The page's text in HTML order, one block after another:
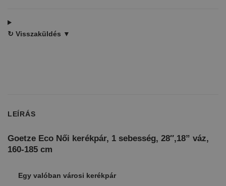
↻ Visszaküldés ▼
LEÍRÁS
Goetze Eco Női kerékpár, 1 sebesség, 28″,18” váz,
160-185 cm
Egy valóban városi kerékpár